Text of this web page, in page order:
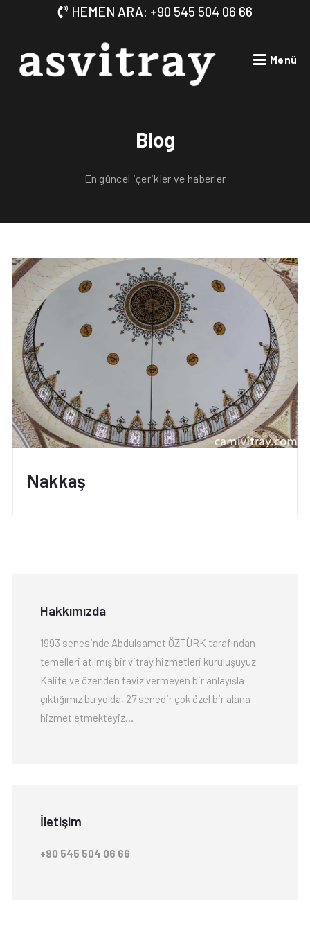
HEMEN ARA: +90 545 504 06 66
Menü
Blog
En güncel içerikler ve haberler
Nakkaş
Hakkımızda
1993 senesinde Abdulsamet ÖZTÜRK tarafından
temelleri atılmış bir vitray hizmetleri kuruluşuyuz.
Kalite ve özenden taviz vermeyen bir anlayışla
çıktığımız bu yolda, 27 senedir çok özel bir alana
hizmet etmekteyiz…
İletişim
+90 545 504 06 66